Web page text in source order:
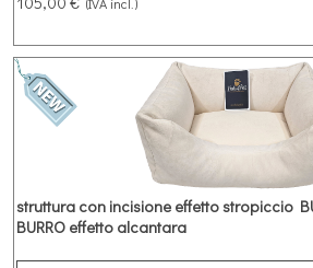
struttura con incisione effetto stropiccio
BURRO effetto alcantara
Cuccia rettangolare in microfibra struttura